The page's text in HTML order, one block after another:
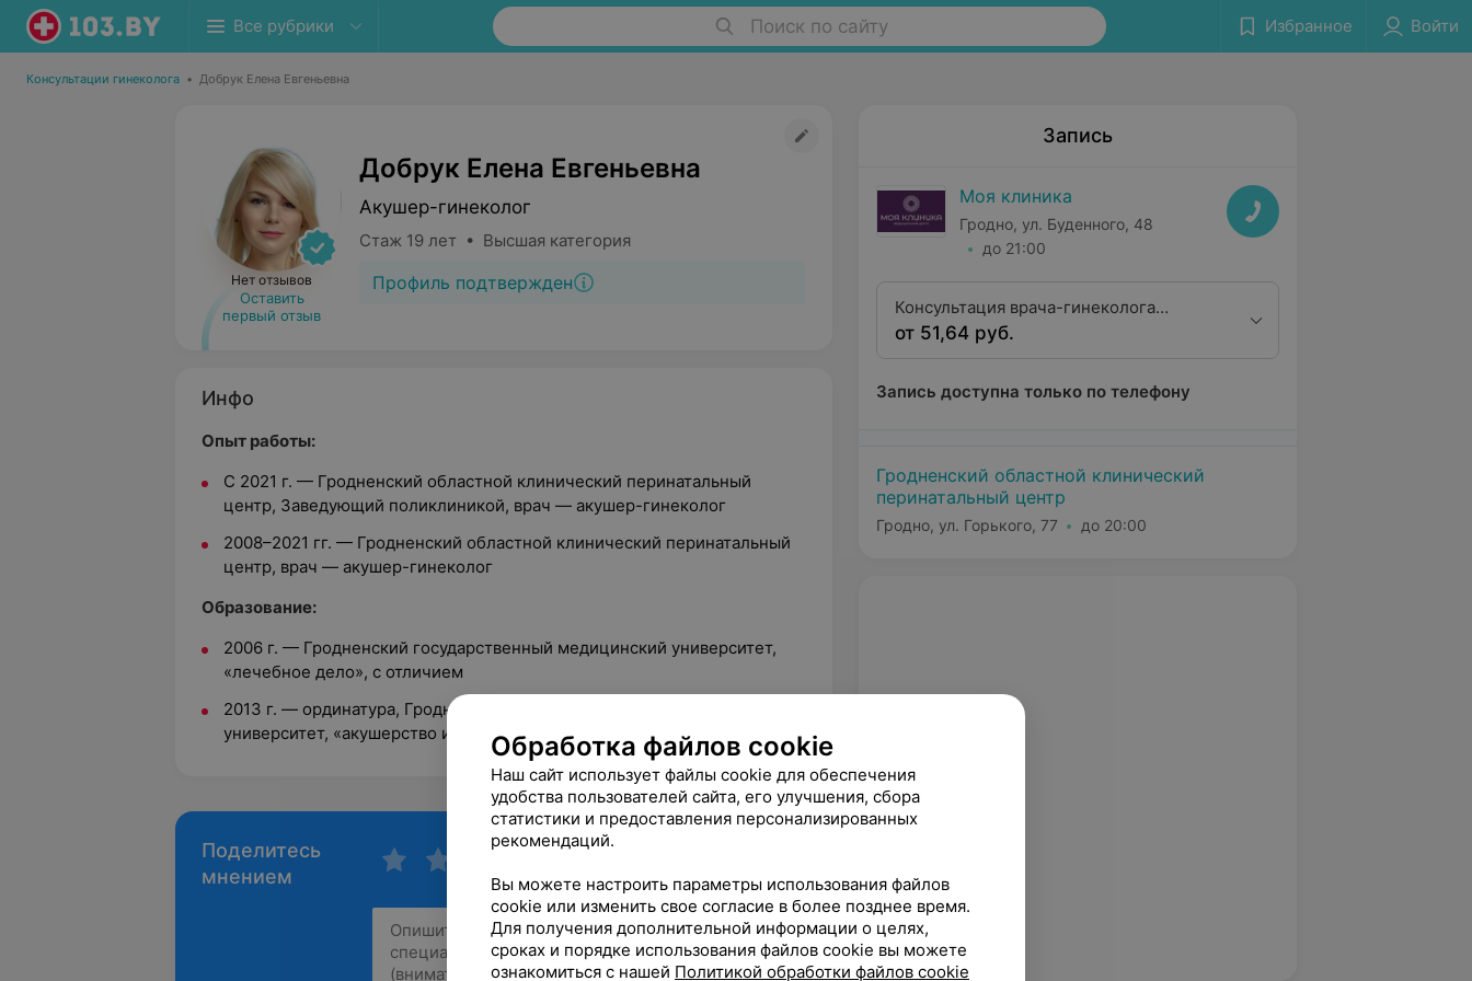
Все рубрики Поиск по сайту Избранное Войти
Консультации гинеколога • Добрук Елена Евгеньевна
Нет отзывов
Оставить
первый отзыв
Добрук Елена Евгеньевна
Акушер-гинеколог
Стаж 19 лет • Высшая категория
Профиль подтвержден
Инфо
Опыт работы:
С 2021 г. — Гродненский областной клинический перинатальный
центр, Заведующий поликлиникой, врач — акушер-гинеколог
2008–2021 гг. — Гродненский областной клинический перинатальный
центр, врач — акушер-гинеколог
Образование:
2006 г. — Гродненский государственный медицинский университет,
«лечебное дело», с отличием
2013 г. — ординатура, Гродненский государственный медицинский
университет, «акушерство и гинекология»
Поделитесь
мнением
Запись
Моя клиника
Гродно, ул. Буденного, 48
до 21:00
Консультация врача-гинеколога
(высшая квалификационная категория)
от 51,64 руб.
Запись доступна только по телефону
Гродненский областной клинический
перинатальный центр
Гродно, ул. Горького, 77 до 20:00
Обработка файлов cookie
Наш сайт использует файлы cookie для обеспечения
удобства пользователей сайта, его улучшения, сбора
статистики и предоставления персонализированных
рекомендаций.
Вы можете настроить параметры использования файлов
cookie или изменить свое согласие в более позднее время.
Для получения дополнительной информации о целях,
сроках и порядке использования файлов cookie вы можете
ознакомиться с нашей Политикой обработки файлов cookie